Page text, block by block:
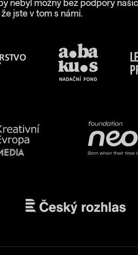
nebyl možný bez podpory
jste v tom s námi.